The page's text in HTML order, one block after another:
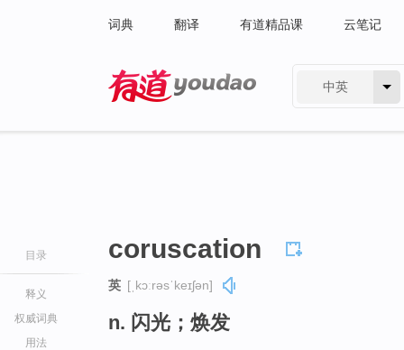
词典 翻译 有道精品课 云笔记
中英
目录
释义
权威词典
用法
coruscation
英 [ˌkɔːrəsˈkeɪʃən]
n. 闪光；焕发